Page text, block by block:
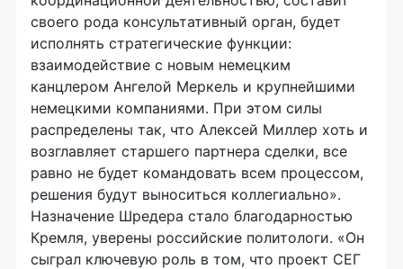
своего рода консультативный орган, будет
исполнять стратегические функции:
взаимодействие с новым немецким
канцлером Ангелой Меркель и крупнейшими
немецкими компаниями. При этом силы
распределены так, что Алексей Миллер хоть и
возглавляет старшего партнера сделки, все
равно не будет командовать всем процессом,
решения будут выноситься коллегиально».
Назначение Шредера стало благодарностью
Кремля, уверены российские политологи. «Он
сыграл ключевую роль в том, что проект СЕГ